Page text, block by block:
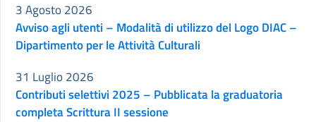
Avviso agli utenti – Modalità di utilizzo del Logo DIAC –
Dipartimento per le Attività Culturali
3 Agosto 2026
Contributi selettivi 2025 – Pubblicata la graduatoria
completa Scrittura II sessione
31 Luglio 2026